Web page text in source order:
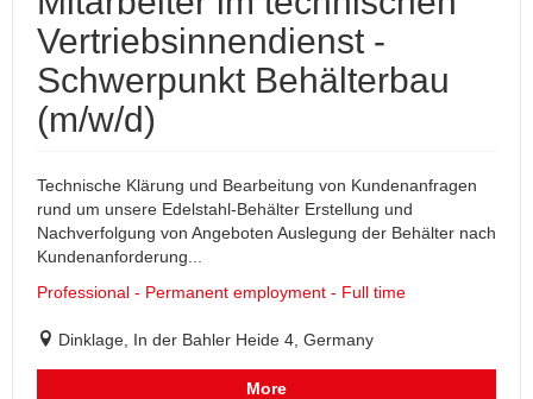
Vertriebsinnendienst -
Schwerpunkt Behälterbau
(m/w/d)
Technische Klärung und Bearbeitung von Kundenanfragen
rund um unsere Edelstahl-Behälter Erstellung und
Nachverfolgung von Angeboten Auslegung der Behälter nach
Kundenanforderung...
Professional - Permanent employment - Full time
Dinklage, In der Bahler Heide 4, Germany
More